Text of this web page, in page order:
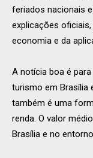
feriados nacionais
explicações
economia e da
A notícia boa é
turismo em Brasília
também é uma
renda. O valor
Brasília e no